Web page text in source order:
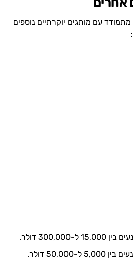
מתמודד עם מותגים יוקרתיים נוספים
ל-300,000 דולר.
ל-50,000 דולר.